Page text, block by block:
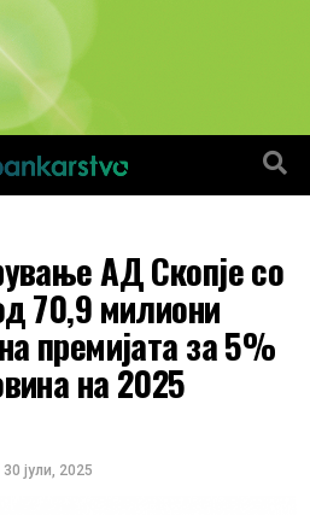
АД Скопје со
70,9 милиони
премијата за 5%
на 2025
30 јули, 2025